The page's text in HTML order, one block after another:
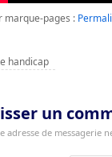
marque-pages :
handicap
un
adresse de messagerie